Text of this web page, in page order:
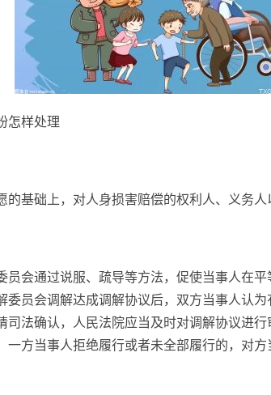
怎样处理
的基础上，对人身损害赔偿的权利人、义务人
员会通过说服、疏导等方法，促使当事人在
委员会调解达成调解协议后，双方当事人认
司法确认，人民法院应当及时对调解协议进
一方当事人拒绝履行或者未全部履行的，对方